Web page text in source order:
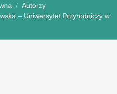
Autorzy
– Uniwersytet Przyrodniczy w